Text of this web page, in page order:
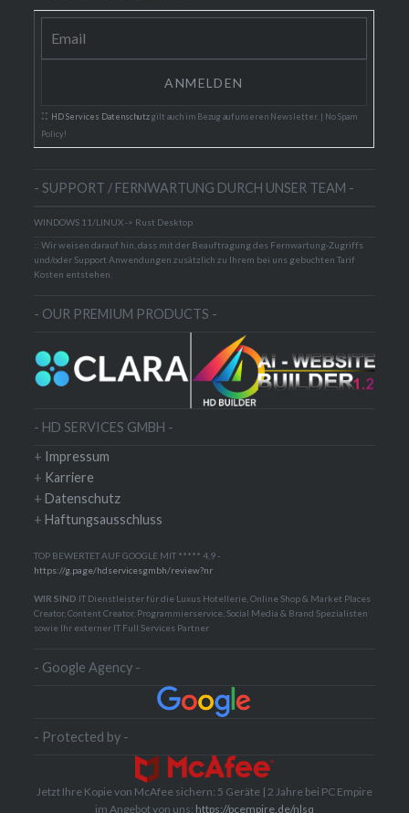
:: HD Services Datenschutzgilt auch im Bezug auf unseren Newsletter. | No Spam
Policy!
- SUPPORT / FERNWARTUNG DURCH UNSER TEAM -
WINDOWS 11/LINUX -> Rust Desktop
:: Wir weisen darauf hin, dass mit der Beauftragung des Fernwartung-Zugriffs
und/oder Support Anwendungen zusätzlich zu Ihrem bei uns gebuchten Tarif
Kosten entstehen.
- OUR PREMIUM PRODUCTS -
- HD SERVICES GMBH -
+ Impressum
+ Karriere
+Datenschutz
+Haftungsausschluss
TOP BEWERTET AUF GOOGLE MIT ***** 4,9 -
https://g.page/hdservicesgmbh/review?nr
WIR SIND IT Dienstleister für die Luxus Hotellerie, Online Shop & Market Places
Creator, Content Creator, Programmierservice, Social Media & Brand Spezialisten
sowie Ihr externer IT Full Services Partner
- Google Agency -
- Protected by -
Jetzt Ihre Kopie von McAfee sichern: 5 Geräte | 2 Jahre bei PC Empire
im Angebot von uns: https://pcempire.de/nlsq